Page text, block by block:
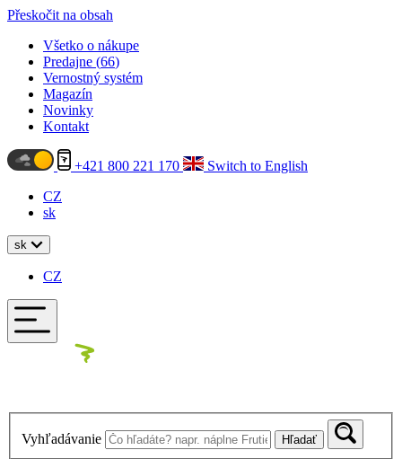
Přeskočit na obsah
Všetko o nákupe
Predajne (66)
Vernostný systém
Magazín
Novinky
Kontakt
+421 800 221 170
Switch to English
CZ
sk
sk
CZ
Vyhľadávanie Hľadať